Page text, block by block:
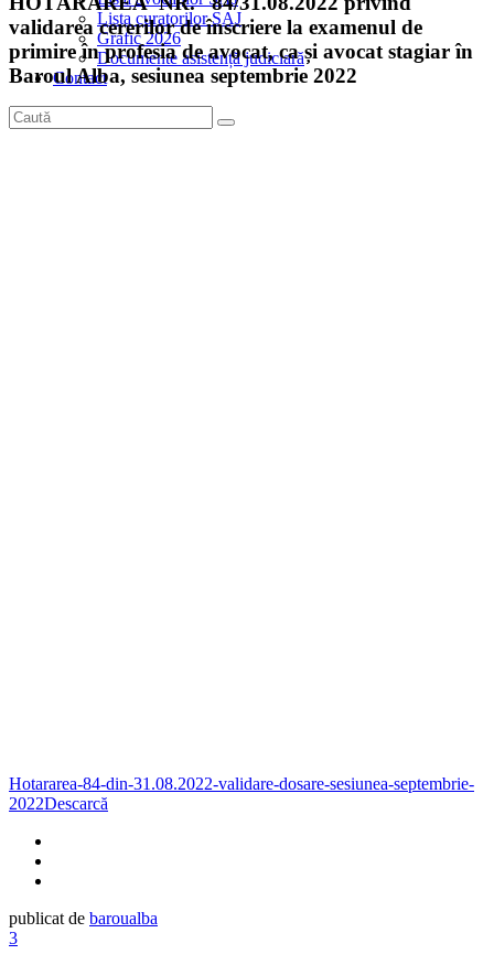
Lista curatorilor SAJ
Grafic 2026
Documente asistență judiciară
Contact
validarea cererilor de înscriere la examenul de
primire în profesia de avocat, ca și avocat stagiar în
Baroul Alba, sesiunea septembrie 2022
Hotararea-84-din-31.08.2022-validare-dosare-sesiunea-septembrie-
2022Descarcă
publicat de baroualba
3